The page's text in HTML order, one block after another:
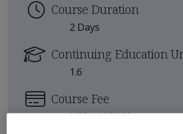
Course Duration
2 Days
Continuing Education
1.6
Course Fee
USD $1250.00